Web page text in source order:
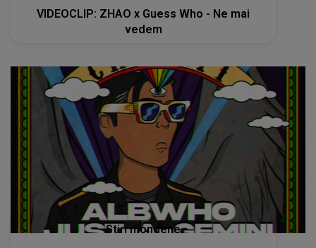
VIDEOCLIP: ZHAO x Guess Who - Ne mai
vedem
Stiri mondene